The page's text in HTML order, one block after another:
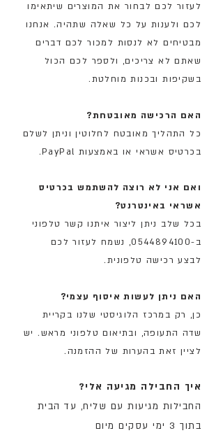
לעזור לכם לבחור את המוצרים שיתאימו
לכם ולענות על כל שאלה שתהיה. אנחנו
מבטיחים לא לנסות למכור לכם דברים
שאתם לא צריכים, ולספר לכם הכול
בשקיפות ובכנות מוחלטת.
האם הרכישה מאובטחת?
כל התהליך מאובטח לחלוטין וניתן לשלם
בכרטיס אשראי או באמצעות PayPal.
ואם אני לא רוצה להשתמש בכרטיס
אשראי באינטרנט?
בכל שלב ניתן ליצור איתנו קשר טלפוני
ב-0544894100
, נשמח לעזור לכם
לבצע רכישה טלפונית.
האם ניתן לעשות איסוף עצמי?
כן, רק במרכז הלוגיסטי שלנו בקריית
שדה התעופה, ובתיאום טלפוני מראש. יש
לציין זאת בהערות של ההזמנה.
איך החבילה מגיעה אלי?
החבילות מגיעות עם שליח, עד הבית
בתוך 3 ימי עסקים מיום